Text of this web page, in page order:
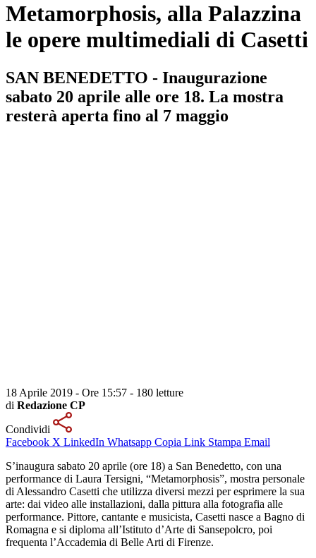
Metamorphosis, alla Palazzina
le opere multimediali di Casetti
SAN BENEDETTO - Inaugurazione
sabato 20 aprile alle ore 18. La mostra
resterà aperta fino al 7 maggio
18 Aprile 2019 - Ore 15:57 - 180 letture
di Redazione CP
Condividi
Facebook X LinkedIn Whatsapp Copia Link Stampa Email
S’inaugura sabato 20 aprile (ore 18) a San Benedetto, con una
performance di Laura Tersigni, “Metamorphosis”, mostra personale
di Alessandro Casetti che utilizza diversi mezzi per esprimere la sua
arte: dai video alle installazioni, dalla pittura alla fotografia alle
performance. Pittore, cantante e musicista, Casetti nasce a Bagno di
Romagna e si diploma all’Istituto d’Arte di Sansepolcro, poi
frequenta l’Accademia di Belle Arti di Firenze.